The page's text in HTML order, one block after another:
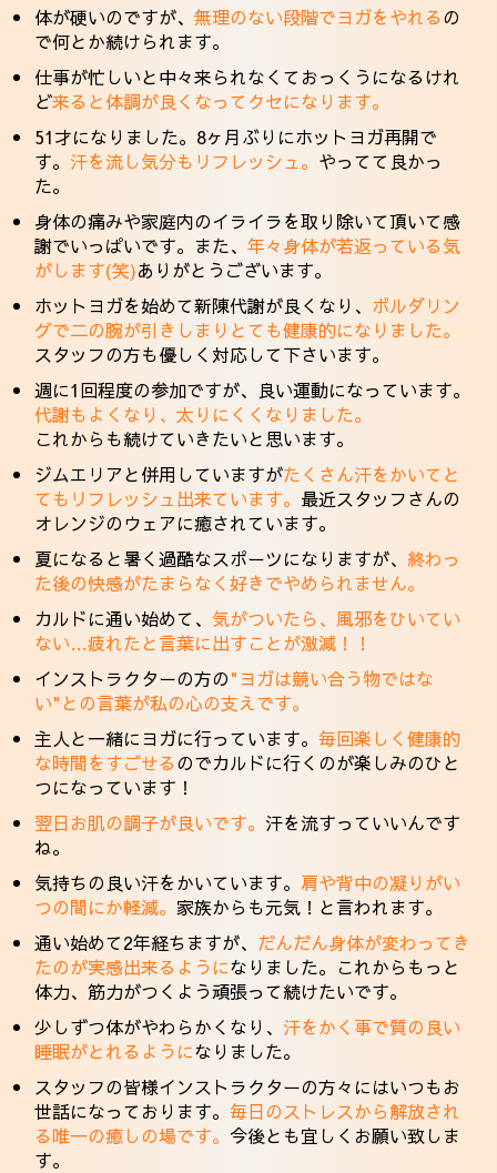
体が硬いのですが、無理のない段階でヨガをやれるの
で何とか続けられます。
仕事が忙しいと中々来られなくておっくうになるけれ
ど来ると体調が良くなってクセになります。
51才になりました。8ヶ月ぶりにホットヨガ再開で
す。汗を流し気分もリフレッシュ。 やってて良かっ
た。
身体の痛みや家庭内のイライラを取り除いて頂いて感
謝でいっぱいです。また、年々身体が若返っている気
がします(笑)ありがとうございます。
ホットヨガを始めて新陳代謝が良くなり、 ボルダリン
グで二の腕が引きしまりとても健康的になりました。
スタッフの方も優しく対応して下さいます。
週に1回程度の参加ですが、良い運動になっています。
代謝もよくなり、太りにくくなりました。
これからも続けていきたいと思います。
ジムエリアと併用していますがたくさん汗をかいてと
てもリフレッシュ出来ています。 最近スタッフさんの
オレンジのウェアに癒されています。
夏になると暑く過酷なスポーツになりますが、 終わっ
た後の快感がたまらなく好きでやめられません。
カルドに通い始めて、 気がついたら、風邪をひいてい
ない…疲れたと言葉に出すことが激減！！
インストラクターの方の"ヨガは競い合う物ではな
い"との言葉が私の心の支えです。
主人と一緒にヨガに行っています。 毎回楽しく健康的
な時間をすごせるのでカルドに行くのが楽しみのひと
つになっています！
翌日お肌の調子が良いです。汗を流すっていいんです
ね。
気持ちの良い汗をかいています。 肩や背中の凝りがい
つの間にか軽減。 家族からも元気！と言われます。
通い始めて2年経ちますが、 だんだん身体が変わってき
たのが実感出来るようになりました。これからもっと
体力、筋力がつくよう頑張って続けたいです。
少しずつ体がやわらかくなり、汗をかく事で質の良い
睡眠がとれるようになりました。
スタッフの皆様インストラクターの方々にはいつもお
世話になっております。 毎日のストレスから解放され
る唯一の癒しの場です。 今後とも宜しくお願い致しま
す。